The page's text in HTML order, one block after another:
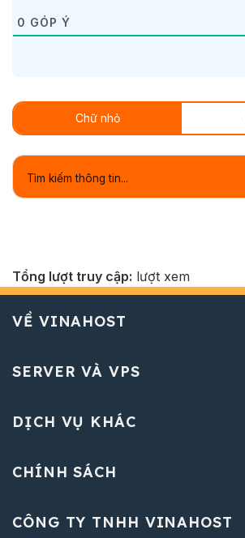
0 GÓP Ý
Chữ nhỏ
Tổng lượt truy cập: lượt xem
VỀ VINAHOST
SERVER VÀ VPS
DỊCH VỤ KHÁC
CHÍNH SÁCH
CÔNG TY TNHH VINAHOST